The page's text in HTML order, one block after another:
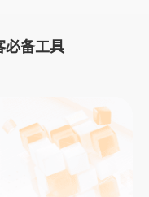
必备工具